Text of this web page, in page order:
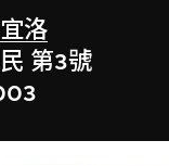
洛
第3號